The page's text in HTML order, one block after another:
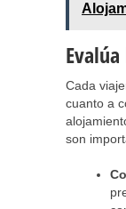
Cada
cuanto a
son